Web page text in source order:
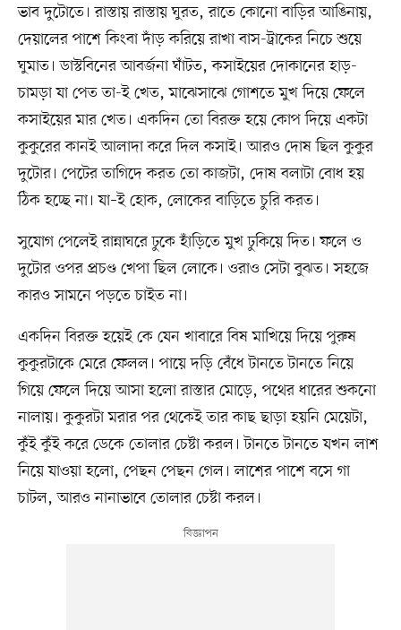
ভাব দুটোতে। রাস্তায় রাস্তায় ঘুরত, রাতে কোনো বাড়ির আঙিনায়,
দেয়ালের পাশে কিংবা দাঁড় করিয়ে রাখা বাস-ট্রাকের নিচে শুয়ে
ঘুমাত। ডাস্টবিনের আবর্জনা ঘাঁটত, কসাইয়ের দোকানের হাড়-
চামড়া যা পেত তা-ই খেত, মাঝেসাঝে গোশতে মুখ দিয়ে ফেলে
কসাইয়ের মার খেত। একদিন তো বিরক্ত হয়ে কোপ দিয়ে একটা
কুকুরের কানই আলাদা করে দিল কসাই। আরও দোষ ছিল কুকুর
দুটোর। পেটের তাগিদে করত তো কাজটা, দোষ বলাটা বোধ হয়
ঠিক হচ্ছে না। যা–ই হোক, লোকের বাড়িতে চুরি করত।
সুযোগ পেলেই রান্নাঘরে ঢুকে হাঁড়িতে মুখ ঢুকিয়ে দিত। ফলে ও
দুটোর ওপর প্রচণ্ড খেপা ছিল লোকে। ওরাও সেটা বুঝত। সহজে
কারও সামনে পড়তে চাইত না।
একদিন বিরক্ত হয়েই কে যেন খাবারে বিষ মাখিয়ে দিয়ে পুরুষ
কুকুরটাকে মেরে ফেলল। পায়ে দড়ি বেঁধে টানতে টানতে নিয়ে
গিয়ে ফেলে দিয়ে আসা হলো রাস্তার মোড়ে, পথের ধারের শুকনো
নালায়। কুকুরটা মরার পর থেকেই তার কাছ ছাড়া হয়নি মেয়েটা,
কুঁই কুঁই করে ডেকে তোলার চেষ্টা করল। টানতে টানতে যখন লাশ
নিয়ে যাওয়া হলো, পেছন পেছন গেল। লাশের পাশে বসে গা
চাটল, আরও নানাভাবে তোলার চেষ্টা করল।